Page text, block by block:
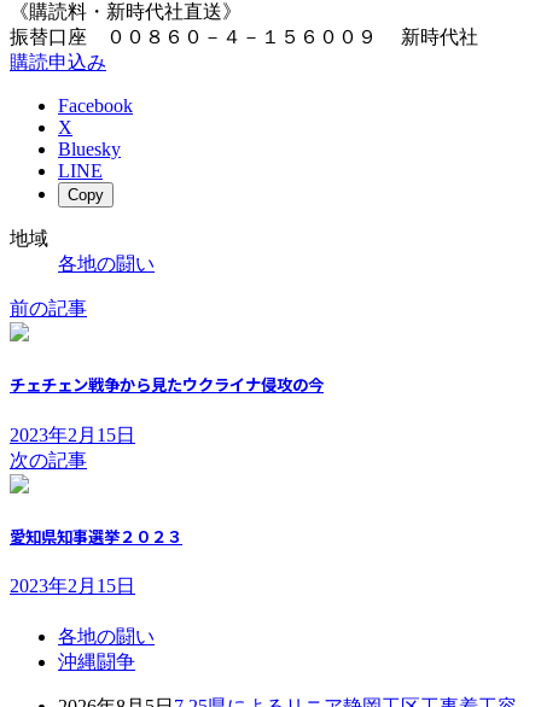
《購読料・新時代社直送》
振替口座 ００８６０－４－１５６００９ 新時代社
購読申込み
Facebook
X
Bluesky
LINE
Copy
地域
各地の闘い
前の記事
チェチェン戦争から見たウクライナ侵攻の今
2023年2月15日
次の記事
愛知県知事選挙２０２３
2023年2月15日
各地の闘い
沖縄闘争